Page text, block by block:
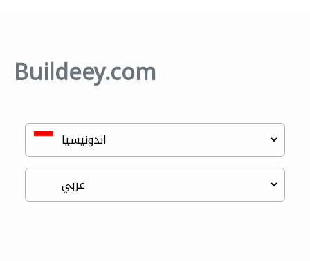
Buildeey.com